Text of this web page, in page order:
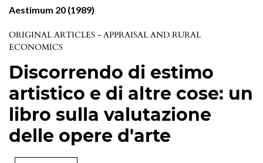
Aestimum 20 (1989)
ORIGINAL ARTICLES - APPRAISAL AND RURAL
ECONOMICS
Discorrendo di estimo
artistico e di altre cose: un
libro sulla valutazione
delle opere d'arte